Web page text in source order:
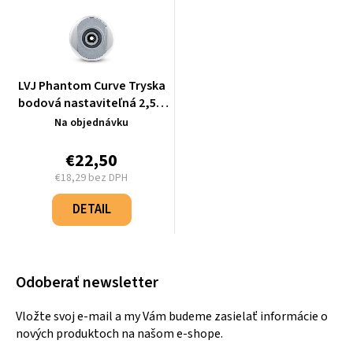
LVJ Phantom Curve Tryska
bodová nastaviteľná 2,5",
svetlo šedá/chróm - L-
Na objednávku
€22,50
€18,29 bez DPH
Jednotková
cena:
DETAIL
Odoberať newsletter
Vložte svoj e-mail a my Vám budeme zasielať informácie o
nových produktoch na našom e-shope.